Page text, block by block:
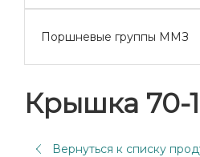
Поршневые группы ММЗ
Крышка 70-
Вернуться к списку